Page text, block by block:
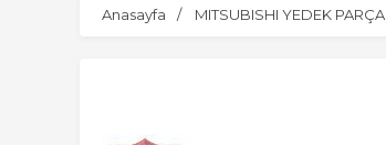
Anasayfa MITSUBISHI YEDEK PARÇA